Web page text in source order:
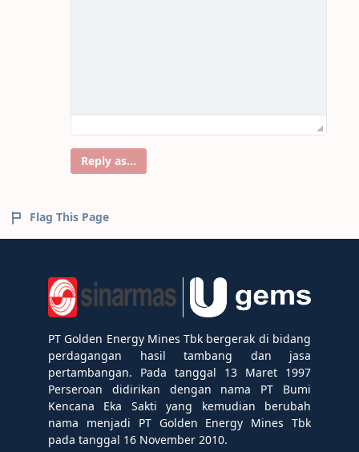
Reply as...
Flag This Page
PT Golden Energy Mines Tbk bergerak di bidang
perdagangan hasil tambang dan jasa
pertambangan. Pada tanggal 13 Maret 1997
Perseroan didirikan dengan nama PT Bumi
Kencana Eka Sakti yang kemudian berubah
nama menjadi PT Golden Energy Mines Tbk
pada tanggal 16 November 2010.